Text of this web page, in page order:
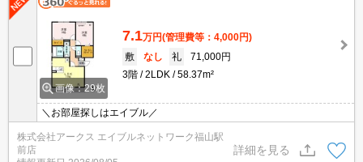
画像：29枚
7.1万円(管理費等：4,000円)
敷
なし 礼
71,000円
3階
2LDK 58.37m²
＼お部屋探しはエイブル／
株式会社アークス エイブルネットワーク福山駅
前店
詳細を見る